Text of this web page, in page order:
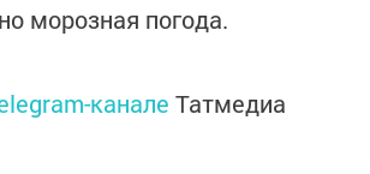
морозная погода.
канале Татмедиа